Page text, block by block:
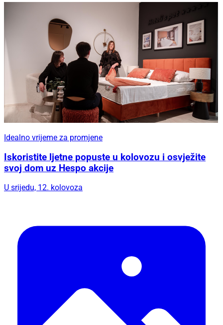
Idealno vrijeme za promjene
Iskoristite ljetne popuste u kolovozu i osvježite
svoj dom uz Hespo akcije
U srijedu, 12. kolovoza